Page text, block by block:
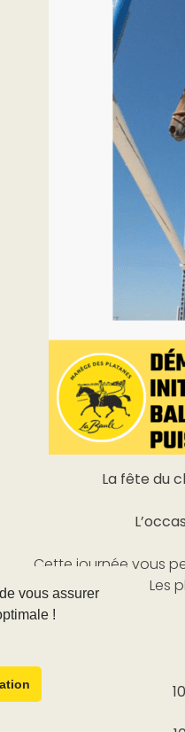
vous assurer
!
La fête du
Cette journée vous
Les